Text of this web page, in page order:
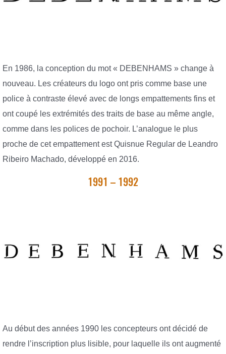
En 1986, la conception du mot « DEBENHAMS » change à
nouveau. Les créateurs du logo ont pris comme base une
police à contraste élevé avec de longs empattements fins et
ont coupé les extrémités des traits de base au même angle,
comme dans les polices de pochoir. L’analogue le plus
proche de cet empattement est Quisnue Regular de Leandro
Ribeiro Machado, développé en 2016.
1991 – 1992
Au début des années 1990 les concepteurs ont décidé de
rendre l’inscription plus lisible, pour laquelle ils ont augmenté